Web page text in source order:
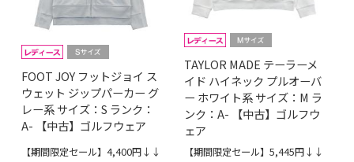
FOOT JOY フットジョイ ス
ウェット ジップパーカー グ
レー系 サイズ：S ランク：
A- 【中古】ゴルフウェア
【期間限定セール】4,400円↓↓
TAYLOR MADE テーラーメ
イド ハイネック プルオーバ
ー ホワイト系 サイズ：M ラ
ンク：A- 【中古】ゴルフウ
ェア
【期間限定セール】5,445円↓↓